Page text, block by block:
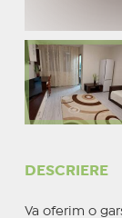
DESCRIERE
Va oferim o